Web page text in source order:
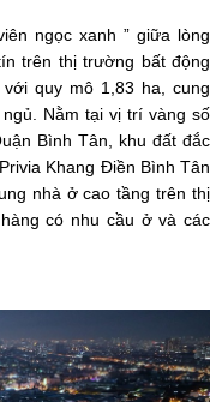
ngọc xanh ” giữa lòng
trên thị trường bất động
quy mô 1,83 ha, cung
Nằm tại vị trí vàng số
Bình Tân, khu đất đắc
Khang Điền Bình Tân
nhà ở cao tầng trên thị
có nhu cầu ở và các